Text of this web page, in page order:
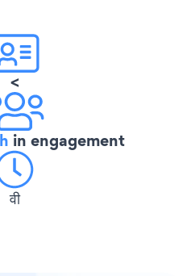
<
in engagement
वी